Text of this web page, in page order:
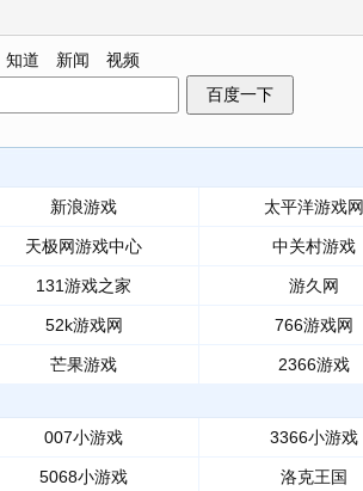
知道 新闻 视频
新浪游戏 太平洋游戏网
天极网游戏中心 中关村游戏
131游戏之家 游久网
52k游戏网 766游戏网
芒果游戏 2366游戏
007小游戏 3366小游戏
5068小游戏 洛克王国